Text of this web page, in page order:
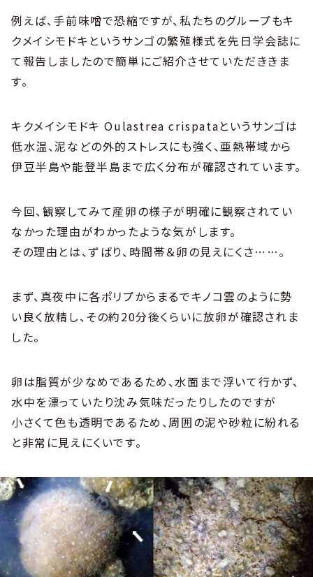
例えば、手前味噌で恐縮ですが、私たちのグループもキ
クメイシモドキというサンゴの繁殖様式を先日学会誌に
て報告しましたので簡単にご紹介させていただききま
す。
キクメイシモドキ Oulastrea crispataというサンゴは
低水温、泥などの外的ストレスにも強く、亜熱帯域から
伊豆半島や能登半島まで広く分布が確認されています。
今回、観察してみて産卵の様子が明確に観察されてい
なかった理由がわかったような気がします。
その理由とは、ずばり、時間帯＆卵の見えにくさ……。
まず、真夜中に各ポリプからまるでキノコ雲のように勢
い良く放精し、その約20分後くらいに放卵が確認されま
した。
卵は脂質が少なめであるため、水面まで浮いて行かず、
水中を漂っていたり沈み気味だったりしたのですが
小さくて色も透明であるため、周囲の泥や砂粒に紛れる
と非常に見えにくいです。